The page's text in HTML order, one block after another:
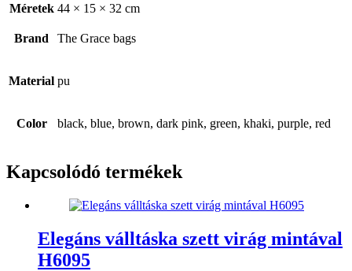
Méretek 44 × 15 × 32 cm
Brand The Grace bags
Material pu
Color black, blue, brown, dark pink, green, khaki, purple, red
Kapcsolódó termékek
Elegáns válltáska szett virág mintával
H6095